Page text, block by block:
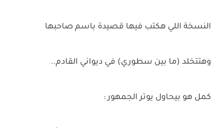
النسخة اللي هكتب فيها قصيدة باسم صاحبها
وهتتخلد (ما بين سطوري) في ديواني القادم..
كمل هو بيحاول يوتر الجمهور :